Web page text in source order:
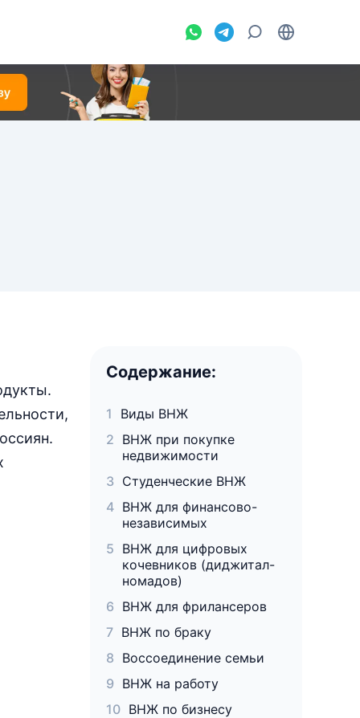
Содержание:
Виды ВНЖ
ВНЖ при покупке
недвижимости
Студенческие ВНЖ
ВНЖ для финансово-
независимых
ВНЖ для цифровых
кочевников (диджитал-
номадов)
ВНЖ для фрилансеров
ВНЖ по браку
Воссоединение семьи
ВНЖ на работу
ВНЖ по бизнесу